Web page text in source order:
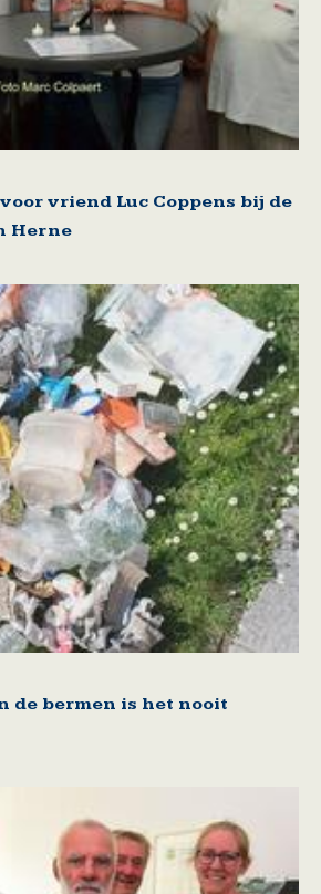
vriend Luc Coppens bij de
Herne
de bermen is het nooit